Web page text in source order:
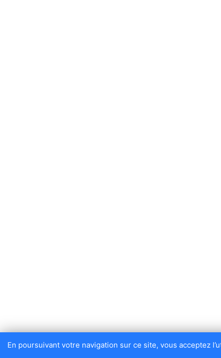
En poursuivant votre navigation sur ce site, vous acceptez